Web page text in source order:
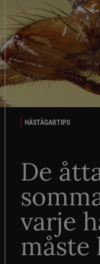
HÄSTÄGARTIPS
De
varje
måste